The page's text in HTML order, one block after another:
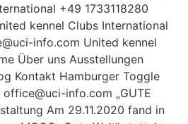
+49 1733118280
kennel Clubs International
info.com United kennel
Über uns Ausstellungen
Kontakt Hamburger Toggle
info.com „GUTE
Am 29.11.2020 fand in